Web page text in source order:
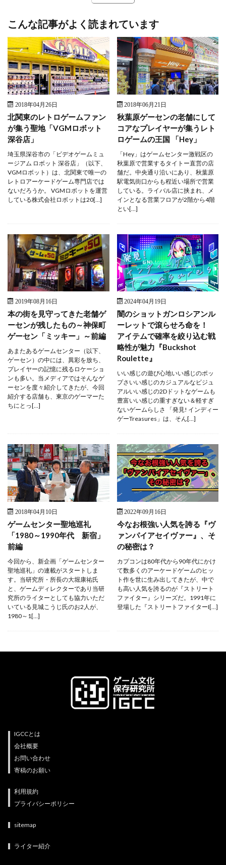
こんな記事がよく読まれています
2018年04月26日
北関東のレトロゲームファン
が集う聖地「VGMロボット
深谷店」
埼玉県深谷市の「ビデオゲームミュ
ージアム ロボット 深谷店」（以下、
VGMロボット）は、北関東で唯一の
レトロアーケードゲーム専門店では
ないだろうか。 VGMロボットを運営
している株式会社ロボットは20[…]
2018年06月21日
秋葉原ゲーセンの老舗にして
コアなプレイヤーが集うレト
ロゲームの王国 「Hey」
「Hey」はゲームセンター激戦区の
秋葉原で営業するタイトー直営の店
舗だ。中央通り沿いにあり、秋葉原
駅電気街口からも程近い場所で営業
している。ライバル店に挟まれ、メ
インとなる営業フロアが2階から4階
とい[…]
2019年08月16日
本の街を見守ってきた老舗ゲ
ーセンが残したもの～神保町
ゲーセン「ミッキー」～前編
あまたあるゲームセンター（以下、
ゲーセン）の中には、異彩を放ち、
プレイヤーの記憶に残るロケーショ
ンも多い。当メディアではそんなゲ
ーセンを度々紹介してきたが、今回
紹介する店舗も、東京のゲーマーた
ちにとっ[…]
2024年04月19日
闇のショットガンロシアンル
ーレットで滾らせろ命を！
アイテムで確率を絞り込む戦
略性が魅力『Buckshot
Roulette』
いい感じの遊び心地いい感じのポッ
プさいい感じのカジュアルなビジュ
アルいい感じの2Dドットなゲームも
豊富いい感じの重すぎない＆軽すぎ
ないゲームらしさ 「発見! インディー
ゲーTreasures」は、そん[…]
2018年04月10日
ゲームセンター聖地巡礼
「1980～1990年代 新宿」
前編
今回から、新企画「ゲームセンター
聖地巡礼」の連載がスタートしま
す。当研究所・所長の大堀康祐氏
と、ゲームディレクターであり当研
究所のライターとしても協力いただ
いている見城こうじ氏のお2人が、
1980～1[…]
2022年09月16日
今なお根強い人気を誇る『ヴ
ァンパイアセイヴァー』、そ
の秘密は？
カプコンは80年代から90年代にかけ
て数多くのアーケードゲームのヒッ
ト作を世に生み出してきたが、中で
も高い人気を誇るのが『ストリート
ファイター』シリーズだ。1991年に
登場した『ストリートファイターI[…]
IGCCとは
会社概要
お問い合わせ
寄稿のお願い
利用規約
プライバシーポリシー
sitemap
ライター紹介